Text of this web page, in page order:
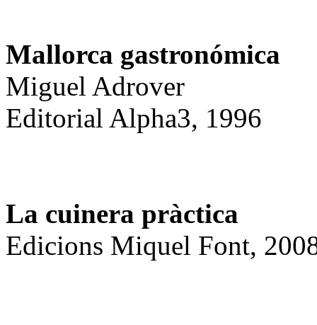
Mallorca gastronómica
Miguel Adrover
Editorial Alpha3, 1996
La cuinera pràctica
Edicions Miquel Font,